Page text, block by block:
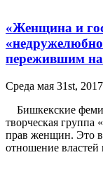
«Женщина и
пережившим
Среда мая 31st, 2017
Бишкекские
творческая группа
прав женщин. Это
отношение